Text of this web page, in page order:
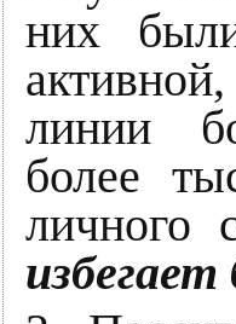
них
линии
более
личного